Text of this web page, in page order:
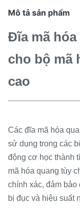
Mô tả sản phẩm
Đĩa mã
cho bộ mã
cao
Các đĩa mã hóa
sử dụng trong các
động cơ học thành
mã hóa quang tùy
chính xác, đảm bảo
bị đục và hiệu suất